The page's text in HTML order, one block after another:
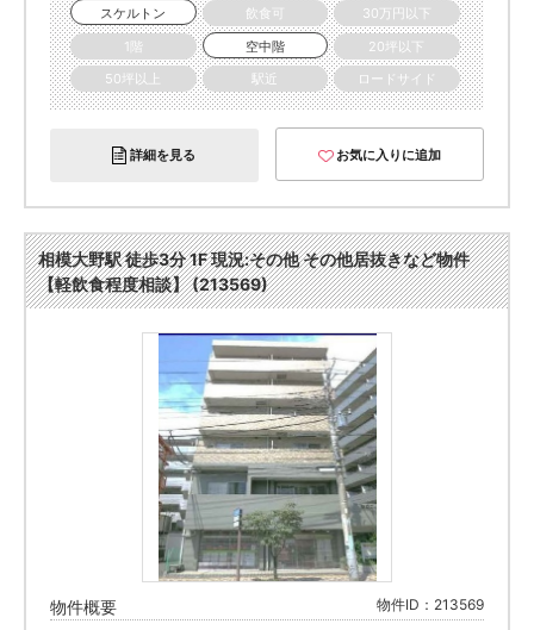
スケルトン
飲食可
30万円以下
1階
空中階
20坪以下
50坪以上
駅近 ロードサイド
詳細を見る お気に入りに追加
相模大野駅 徒歩3分 1F 現況:その他 その他居抜きなど物件
【軽飲食程度相談】 (213569)
物件概要 物件ID：213569